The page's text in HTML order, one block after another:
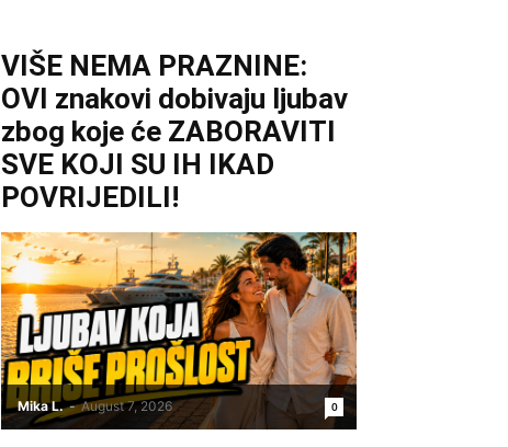
VIŠE NEMA PRAZNINE:
OVI znakovi dobivaju ljubav
zbog koje će ZABORAVITI
SVE KOJI SU IH IKAD
POVRIJEDILI!
Mika L. - August 7, 2026 0